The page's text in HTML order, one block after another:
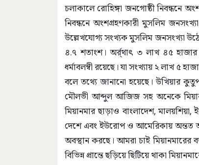
চলাকালে রোহিঙ্গা জনগোষ্ঠী নিবন্ধনে
নিবন্ধনে অংশগ্রহণকারী মুসলিম
উল্লেখযোগ্য সংখ্যক মুসলিম জনসংখ্যা
৪.৭ শতাংশ। অর্র্থাৎ ৩ লাখ ৪৫
ধর্মাবলম্বী রয়েছে। যা সংখ্যায় ২ লাখ ৫
বলে তথ্যে জানানো হয়েছে। উখিয়ার
মৌলভী আব্দুল আজিজ সহ অনেকে
মিয়ানমার ছাড়াও বাংলাদেশ, মালয়শিয়া,
দেশে এবং ইউরোপ ও আমেরিকায় অন্তত
অবস্থান করছে। আমরা চাই মিয়ানমারের
বিভিন্ন প্রান্তে ছড়িয়ে ছিটিয়ে থাকা